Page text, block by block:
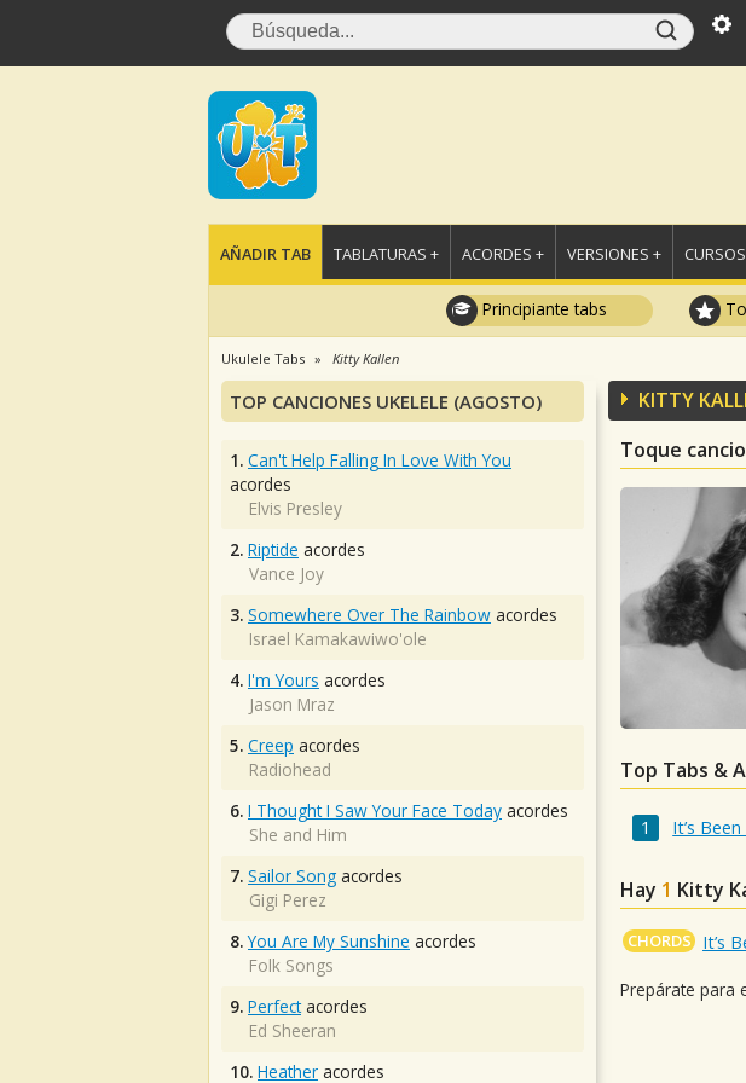
AÑADIR TAB TABLATURAS + ACORDES + VERSIONES +
Principiante tabs
Ukulele Tabs Kitty Kallen
KITTY
Toque
Top Tabs &
It’s
Hay 1 Kitty
CHORDS It’s
Prepárate para
TOP CANCIONES UKELELE (AGOSTO)
1. Can't Help Falling In Love With You
acordes
Elvis Presley
2. Riptide acordes
Vance Joy
3. Somewhere Over The Rainbow acordes
Israel Kamakawiwo'ole
4. I'm Yours acordes
Jason Mraz
5. Creep acordes
Radiohead
6. I Thought I Saw Your Face Today acordes
She and Him
7. Sailor Song acordes
Gigi Perez
8. You Are My Sunshine acordes
Folk Songs
9. Perfectacordes
Ed Sheeran
10. Heather acordes